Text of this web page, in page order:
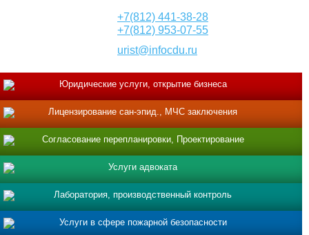
+7(812) 441-38-28
+7(812) 953-07-55
urist@infocdu.ru
Юридические услуги, открытие бизнеса
Лицензирование сан-эпид., МЧС заключения
Согласование перепланировки, Проектирование
Услуги адвоката
Лаборатория, производственный контроль
Услуги в сфере пожарной безопасности